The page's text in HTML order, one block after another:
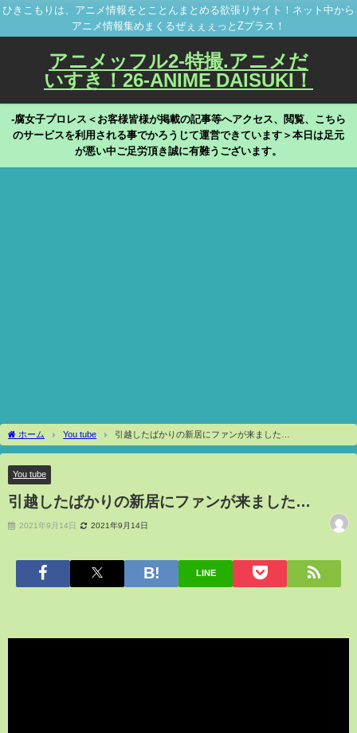
ひきこもりは、アニメ情報をとことんまとめる欲張りサイト！ネット中から
アニメ情報集めまくるぜぇぇぇっとZプラス！
アニメッフル2-特撮.アニメだ
いすき！26-ANIME DAISUKI！
-腐女子プロレス＜お客様皆様が掲載の記事等へアクセス、閲覧、こちら
のサービスを利用される事でかろうじて運営できています＞本日は足元
が悪い中ご足労頂き誠に有難うございます。
ホーム You tube 引越したばかりの新居にファンが来ました…
You tube
引越したばかりの新居にファンが来ました…
2021年9月14日 2021年9月14日
LINE